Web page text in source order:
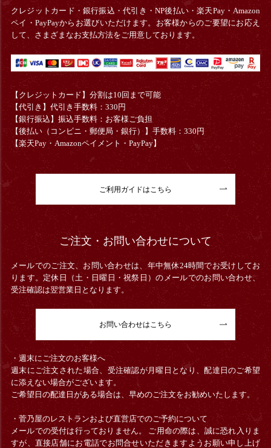
クレジットカード・銀行振込・代引き・NP後払い・楽天Pay・Amazon
ペイ・PayPayからお選びいただけます。お客様からのご要望にお応え
して、さまざまなお支払方法をご用意しております。
【クレジットカード】分割は10回まで可能
【代引き】代引き手数料：330円
【銀行振込】振込手数料：お客様ご負担
【後払い（コンビニ・郵便局・銀行）】手数料：330円
【楽天Pay・Amazonペイメント・PayPay】
ご利用ガイドはこちら
ご注文・お問い合わせについて
メールでのご注文、お問い合わせは、年中無休24時間でお受けしてお
ります。定休日（土・日曜日・祝祭日）のメールでのお問い合わせ、
受注確認は翌営業日となります。
お問い合わせはこちら
・週末にご注文のお客様へ
週末にご注文された場合、受注確認が月曜日となり、配達日のご希望
に添えない場合がございます。
ご希望日の配達日がある場合は、早めのご注文をお勧めいたします。
・菅乃屋のレストランおよび直営店でのご予約について
メールでの受付は行っておりません。 ご用命の際は、誠に恐れ入りま
すが、直接店舗にお電話でお問合せいただきますようお願い申し上げ